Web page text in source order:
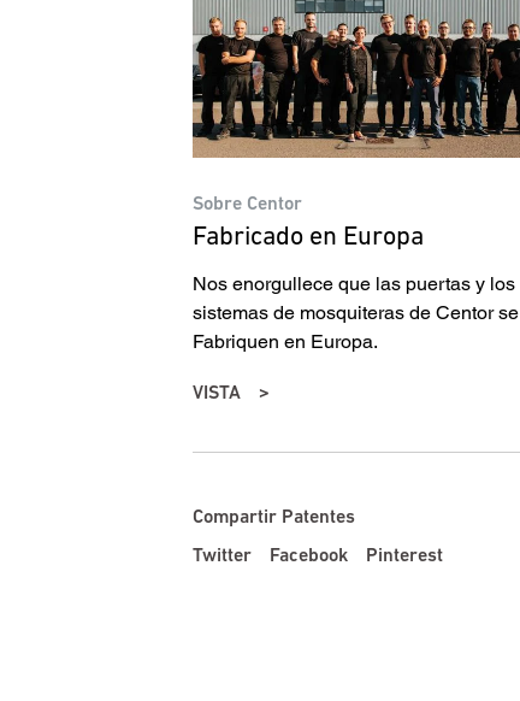
Sobre Centor
Fabricado en Europa
Nos enorgullece que las puertas y los
sistemas de mosquiteras de Centor se
Fabriquen en Europa.
VISTA
Compartir Patentes
Twitter
Facebook Pinterest